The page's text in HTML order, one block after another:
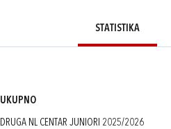
STATISTIKA
UKUPNO
DRUGA NL CENTAR JUNIORI 2025/2026